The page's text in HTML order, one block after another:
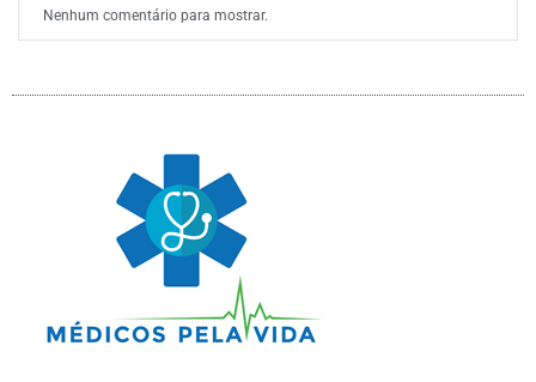
Nenhum comentário para mostrar.